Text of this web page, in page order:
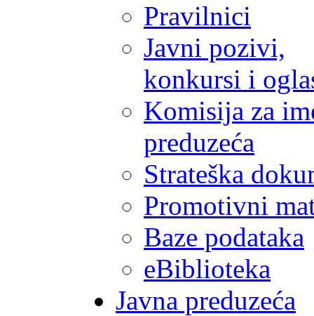
Pravilnici
Javni pozivi,
konkursi i
Komisija za
preduzeća
Strateška
Promotivni
Baze podataka
eBiblioteka
Javna preduzeća